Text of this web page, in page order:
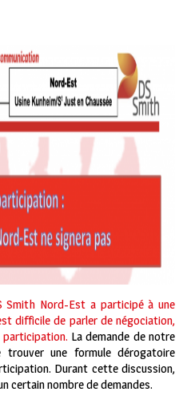
Smith Nord-Est a participé à une
difficile de parler de négociation,
participation. La demande de notre
une formule dérogatoire
Durant cette discussion,
certain nombre de demandes.